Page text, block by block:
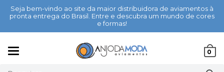
Seja bem-vindo ao site da maior distribuidora de aviamentos à
pronta entrega do Brasil. Entre e descubra um mundo de cores
e formas!
0